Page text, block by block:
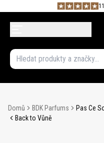
Domů BDK Parfums
Pas Ce
Back to Vůně